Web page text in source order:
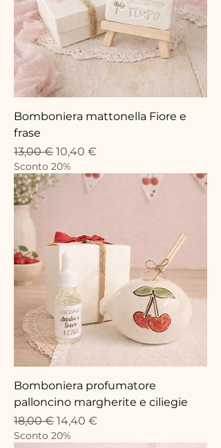
Bomboniera mattonella Fiore e
frase
Precio
13,00 € Precio de oferta
10,40 €
Sconto 20%
Bomboniera profumatore
palloncino margherite e ciliegie
Precio
18,00 € Precio de oferta
14,40 €
Sconto 20%